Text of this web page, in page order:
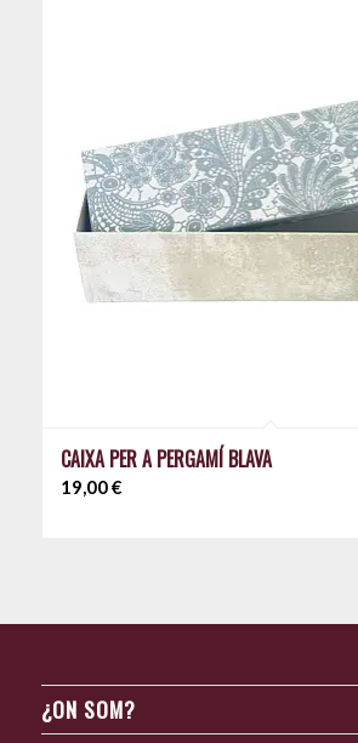
CAIXA PER A PERGAMÍ BLAVA
19,00€
¿ON SOM?